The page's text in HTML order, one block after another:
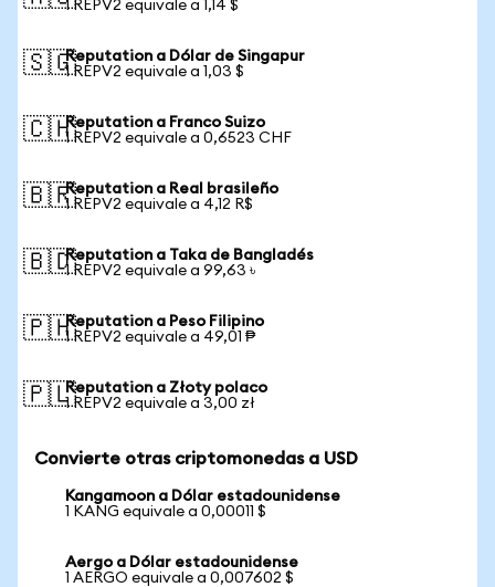
1 REPV2 equivale a 1,14 $
🇸🇬Reputation a Dólar de Singapur
1 REPV2 equivale a 1,03 $
🇨🇭Reputation a Franco Suizo
1 REPV2 equivale a 0,6523 CHF
🇧🇷Reputation a Real brasileño
1 REPV2 equivale a 4,12 R$
🇧🇩Reputation a Taka de Bangladés
1 REPV2 equivale a 99,63 ৳
🇵🇭Reputation a Peso Filipino
1 REPV2 equivale a 49,01 ₱
🇵🇱Reputation a Złoty polaco
1 REPV2 equivale a 3,00 zł
Convierte otras criptomonedas a USD
Kangamoon a Dólar estadounidense
1 KANG equivale a 0,00011 $
Aergo a Dólar estadounidense
1 AERGO equivale a 0,007602 $